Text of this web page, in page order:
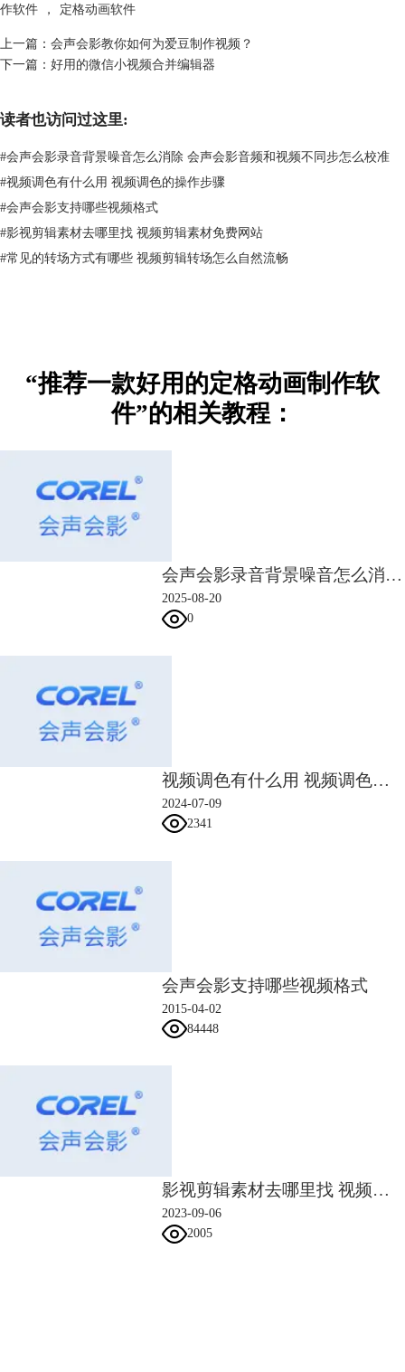
基本设置完成之后，就可以进行动画录制阶段了。等摄像头出现画面的时
候，可以将物体对准摄像头，做一个动作就点击一下“捕获图像”按钮进行
定格动画记录。
4.保存和输出步骤
图片4：保存和输出步骤
动画录制的时候，在录制视频窗口会出现录制画面，完成时点击保存，然
后退出，就会在素材库中出现动画了。
动画完成之后可以进行剪辑，给片段加上旁白、音乐、特效等。最后将动
助。会声会影除了制作定格动画外，制作电子相册、
色，而且软件自带的转场和滤镜特效，可以提升视频的整体美感，需要的
小伙伴可以试用一下哦。
作软件
， 定格动画软件
上一篇： 会声会影教你如何为爱豆制作视频？
下一篇： 好用的微信小视频合并编辑器
读者也访问过这里:
#会声会影录音背景噪音怎么消除 会声会影音频和视频不同步怎么校准
#视频调色有什么用 视频调色的操作步骤
#会声会影支持哪些视频格式
#影视剪辑素材去哪里找 视频剪辑素材免费网站
#常见的转场方式有哪些 视频剪辑转场怎么自然流畅
“推荐一款好用的定格动画制作软
件”的相关教程：
会声会影录音背景噪音怎么消除 会声会影音频和视频不同步怎么校准
2025-08-20
0
视频调色有什么用 视频调色的操作步骤
2024-07-09
2341
会声会影支持哪些视频格式
2015-04-02
84448
影视剪辑素材去哪里找 视频剪辑素材免费网站
2023-09-06
2005